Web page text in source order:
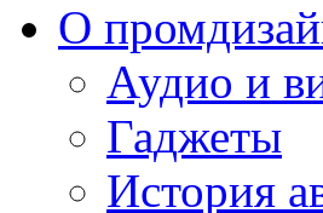
О
Аудио и
Гаджеты
История